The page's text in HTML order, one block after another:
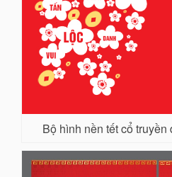
Bộ hình nền tết cổ